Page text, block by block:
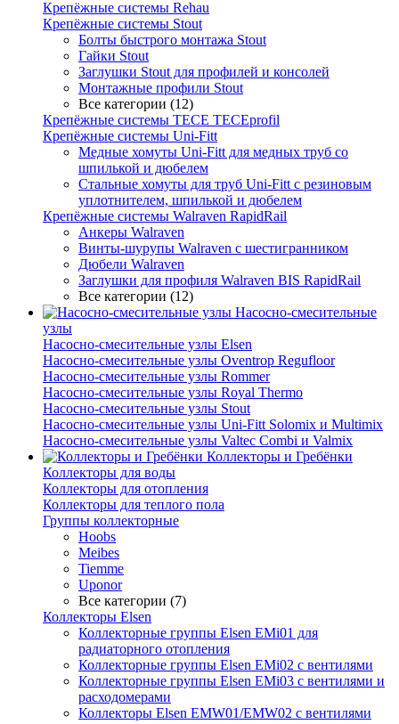
Крепёжные системы Rehau
Крепёжные системы Stout
Болты быстрого монтажа Stout
Гайки Stout
Заглушки Stout для профилей и консолей
Монтажные профили Stout
Все категории (12)
Крепёжные системы TECE TECEprofil
Крепёжные системы Uni-Fitt
Медные хомуты Uni-Fitt для медных труб со
шпилькой и дюбелем
Стальные хомуты для труб Uni-Fitt с резиновым
уплотнителем, шпилькой и дюбелем
Крепёжные системы Walraven RapidRail
Анкеры Walraven
Винты-шурупы Walraven с шестигранником
Дюбели Walraven
Заглушки для профиля Walraven BIS RapidRail
Все категории (12)
Насосно-смесительные
узлы
Насосно-смесительные узлы Elsen
Насосно-смесительные узлы Oventrop Regufloor
Насосно-смесительные узлы Rommer
Насосно-смесительные узлы Royal Thermo
Насосно-смесительные узлы Stout
Насосно-смесительные узлы Uni-Fitt Solomix и Multimix
Насосно-смесительные узлы Valtec Combi и Valmix
Коллекторы и Гребёнки
Коллекторы для воды
Коллекторы для отопления
Коллекторы для теплого пола
Группы коллекторные
Hoobs
Meibes
Tiemme
Uponor
Все категории (7)
Коллекторы Elsen
Коллекторные группы Elsen EMi01 для
радиаторного отопления
Коллекторные группы Elsen EMi02 с вентилями
Коллекторные группы Elsen EMi03 с вентилями и
расходомерами
Коллекторы Elsen EMW01/EMW02 с вентилями